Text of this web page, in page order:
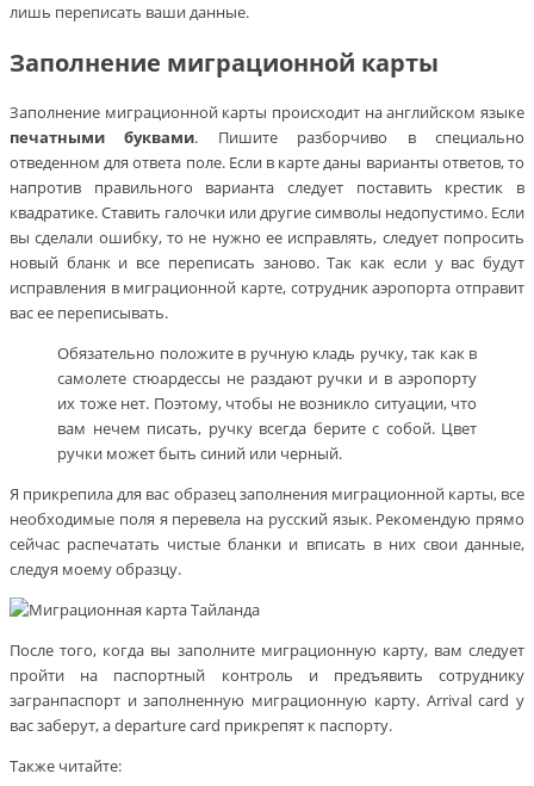
лишь переписать ваши данные.
Заполнение миграционной карты
Заполнение миграционной карты происходит на английском языке
печатными буквами. Пишите разборчиво в специально
отведенном для ответа поле. Если в карте даны варианты ответов, то
напротив правильного варианта следует поставить крестик в
квадратике. Ставить галочки или другие символы недопустимо. Если
вы сделали ошибку, то не нужно ее исправлять, следует попросить
новый бланк и все переписать заново. Так как если у вас будут
исправления в миграционной карте, сотрудник аэропорта отправит
вас ее переписывать.
Обязательно положите в ручную кладь ручку, так как в
самолете стюардессы не раздают ручки и в аэропорту
их тоже нет. Поэтому, чтобы не возникло ситуации, что
вам нечем писать, ручку всегда берите с собой. Цвет
ручки может быть синий или черный.
Я прикрепила для вас образец заполнения миграционной карты, все
необходимые поля я перевела на русский язык. Рекомендую прямо
сейчас распечатать чистые бланки и вписать в них свои данные,
следуя моему образцу.
После того, когда вы заполните миграционную карту, вам следует
пройти на паспортный контроль и предъявить сотруднику
загранпаспорт и заполненную миграционную карту. Arrival card у
вас заберут, а departure card прикрепят к паспорту.
Также читайте: